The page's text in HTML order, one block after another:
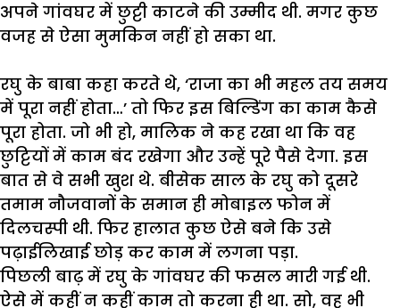
अपने गांवघर में छुट्टी काटने की उम्मीद थी. मगर कुछ
वजह से ऐसा मुमकिन नहीं हो सका था.
रघु के बाबा कहा करते थे, ‘राजा का भी महल तय समय
में पूरा नहीं होता…’ तो फिर इस बिल्डिंग का काम कैसे
पूरा होता. जो भी हो, मालिक ने कह रखा था कि वह
छुट्टियों में काम बंद रखेगा और उन्हें पूरे पैसे देगा. इस
बात से वे सभी खुश थे. बीसेक साल के रघु को दूसरे
तमाम नौजवानों के समान ही मोबाइल फोन में
दिलचस्पी थी. फिर हालात कुछ ऐसे बने कि उसे
पढ़ाईलिखाई छोड़ कर काम में लगना पड़ा.
पिछली बाढ़ में रघु के गांवघर की फसल मारी गई थी.
ऐसे में कहीं न कहीं काम तो करना ही था. सो, वह भी